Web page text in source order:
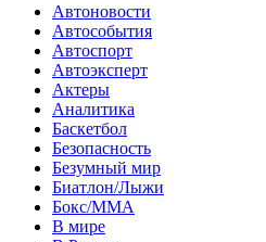
Автоновости
Автособытия
Автоспорт
Автоэксперт
Актеры
Аналитика
Баскетбол
Безопасность
Безумный мир
Биатлон/Лыжи
Бокс/MMA
В мире